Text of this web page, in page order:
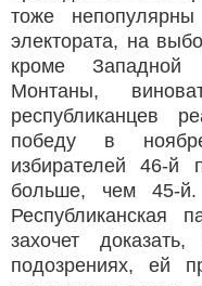
тоже
электората, на
кроме
Монтаны,
республиканцев
победу в
избирателей 46-й
больше, чем 45-
Республиканская
захочет
подозрениях, ей